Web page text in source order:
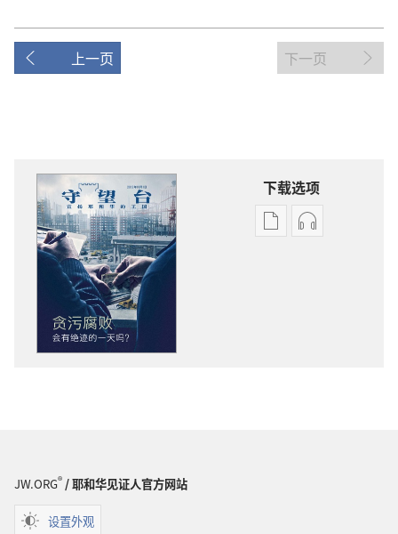
上一页 下一页
下载选项
出
音
JW.ORG®/ 耶和华见证人官方网站
设置外观